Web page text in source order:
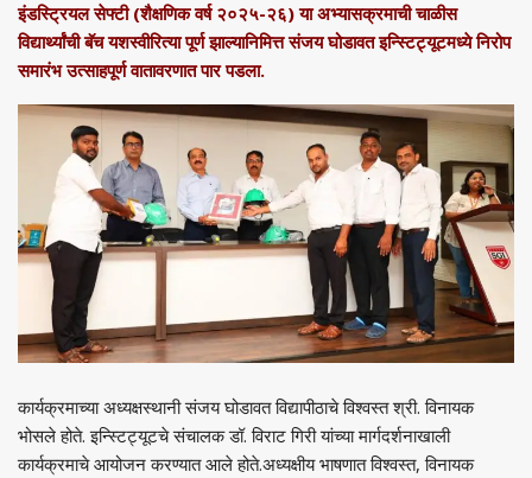
इंडस्ट्रियल सेफ्टी (शैक्षणिक वर्ष २०२५-२६) या अभ्यासक्रमाची चाळीस
विद्यार्थ्यांची बॅच यशस्वीरित्या पूर्ण झाल्यानिमित्त संजय घोडावत इन्स्टिट्यूटमध्ये निरोप
समारंभ उत्साहपूर्ण वातावरणात पार पडला.
कार्यक्रमाच्या अध्यक्षस्थानी संजय घोडावत विद्यापीठाचे विश्वस्त श्री. विनायक
भोसले होते. इन्स्टिट्यूटचे संचालक डॉ. विराट गिरी यांच्या मार्गदर्शनाखाली
कार्यक्रमाचे आयोजन करण्यात आले होते.अध्यक्षीय भाषणात विश्वस्त, विनायक